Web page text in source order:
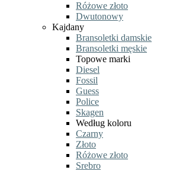
Różowe złoto
Dwutonowy
Kajdany
Bransoletki damskie
Bransoletki męskie
Topowe marki
Diesel
Fossil
Guess
Police
Skagen
Według koloru
Czarny
Złoto
Różowe złoto
Srebro